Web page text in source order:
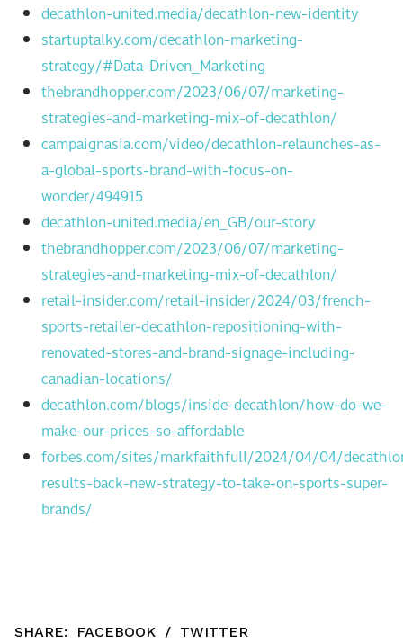
decathlon-united.media/decathlon-new-identity
startuptalky.com/decathlon-marketing-
strategy/#Data-Driven_Marketing
thebrandhopper.com/2023/06/07/marketing-
strategies-and-marketing-mix-of-decathlon/
campaignasia.com/video/decathlon-relaunches-as-
a-global-sports-brand-with-focus-on-
wonder/494915
decathlon-united.media/en_GB/our-story
thebrandhopper.com/2023/06/07/marketing-
strategies-and-marketing-mix-of-decathlon/
retail-insider.com/retail-insider/2024/03/french-
sports-retailer-decathlon-repositioning-with-
renovated-stores-and-brand-signage-including-
canadian-locations/
decathlon.com/blogs/inside-decathlon/how-do-we-
make-our-prices-so-affordable
forbes.com/sites/markfaithfull/2024/04/04/
results-back-new-strategy-to-take-on-sports-super-
brands/
SHARE: FACEBOOK / TWITTER